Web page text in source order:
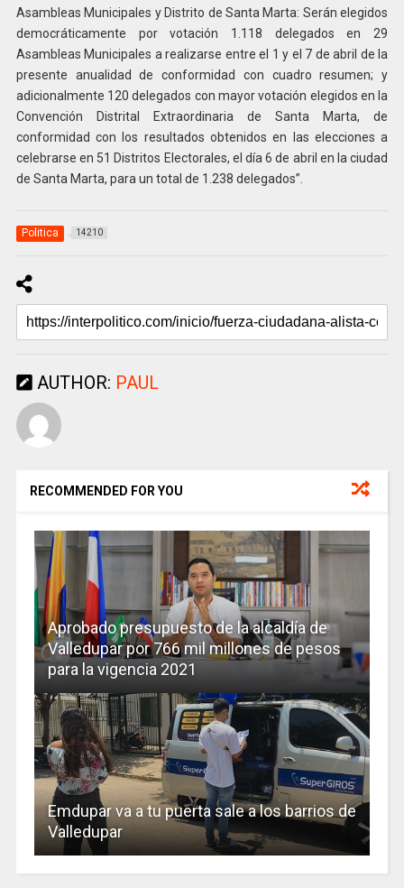
Asambleas Municipales y Distrito de Santa Marta: Serán elegidos
democráticamente por votación 1.118 delegados en 29
Asambleas Municipales a realizarse entre el 1 y el 7 de abril de la
presente anualidad de conformidad con cuadro resumen; y
adicionalmente 120 delegados con mayor votación elegidos en la
Convención Distrital Extraordinaria de Santa Marta, de
conformidad con los resultados obtenidos en las elecciones a
celebrarse en 51 Distritos Electorales, el día 6 de abril en la ciudad
de Santa Marta, para un total de 1.238 delegados”.
Politica 14210
AUTHOR: PAUL
RECOMMENDED FOR YOU
Aprobado presupuesto de la alcaldía de
Valledupar por 766 mil millones de pesos
para la vigencia 2021
Emdupar va a tu puerta sale a los barrios de
Valledupar